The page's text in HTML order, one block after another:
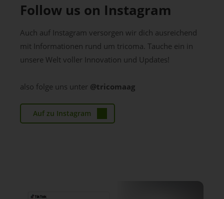
Follow us on Instagram
Auch auf Instagram versorgen wir dich ausreichend
mit Informationen rund um tricoma. Tauche ein in
unsere Welt voller Innovation und Updates!
also folge uns unter @tricomaag
Auf zu Instagram